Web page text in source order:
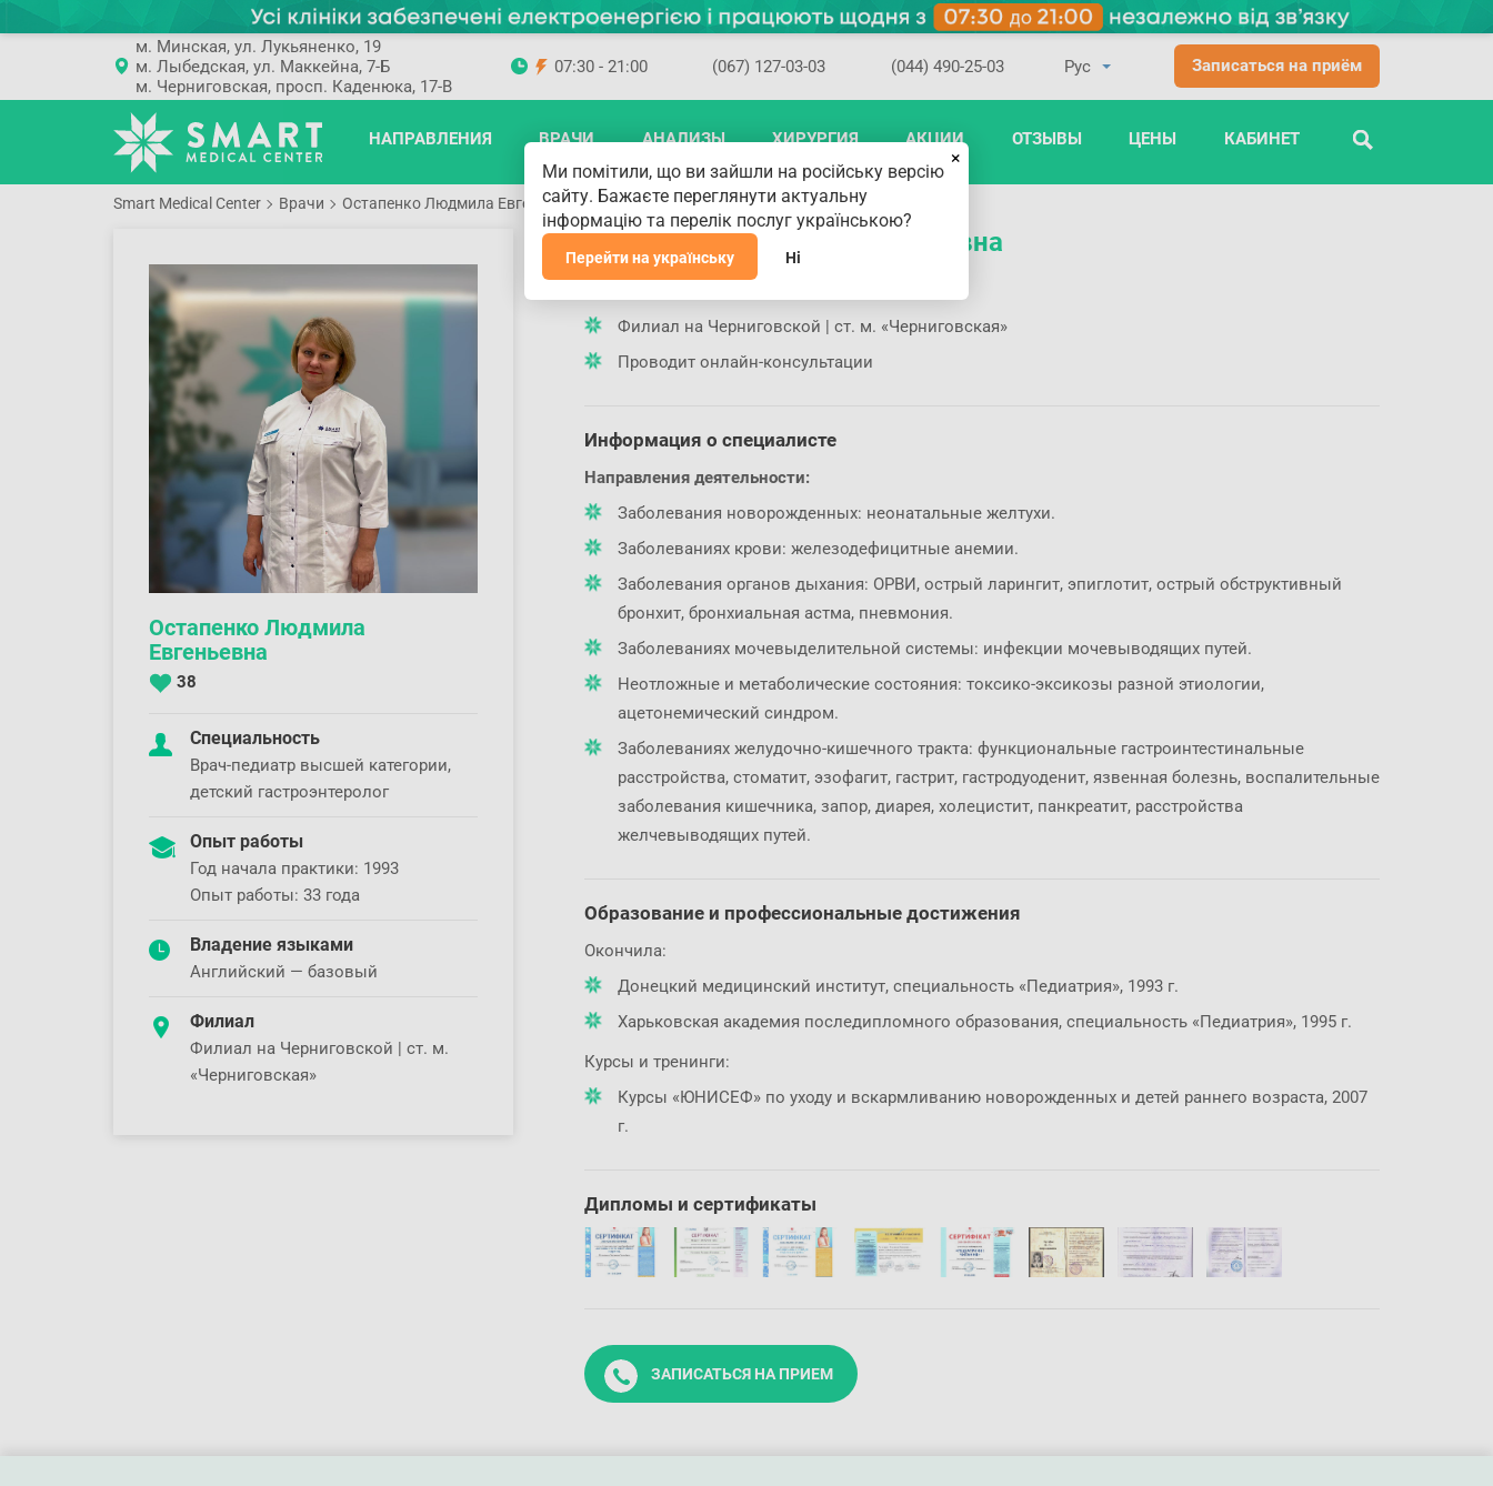
ПОИСК
м. Минская, ул. Лукьяненко, 19
м. Лыбедская, ул. Маккейна, 7-Б
м. Черниговская, просп. Каденюка, 17-В
07:30 - 21:00 (067) 127-03-03 (044) 490-25-03 Записаться на приём
НАПРАВЛЕНИЯ ВРАЧИ АНАЛИЗЫ ХИРУРГИЯ АКЦИИ ОТЗЫВЫ ЦЕНЫ КАБИНЕТ
Smart Medical Center Врачи Остапенко Людмила Евгеньевна
Остапенко Людмила
Евгеньевна
38
Специальность
Врач-педиатр высшей категории,
детский гастроэнтеролог
Опыт работы
Год начала практики: 1993
Опыт работы: 33 года
Владение языками
Английский — базовый
Филиал
Филиал на Черниговской | ст. м.
«Черниговская»
Остапенко Людмила Евгеньевна
Филиал на Черниговской | ст. м. «Черниговская»
Проводит онлайн-консультации
Информация о специалисте
Направления деятельности:
Заболевания новорожденных: неонатальные желтухи.
Заболеваниях крови: железодефицитные анемии.
Заболевания органов дыхания: ОРВИ, острый ларингит, эпиглотит, острый обструктивный
бронхит, бронхиальная астма, пневмония.
Заболеваниях мочевыделительной системы: инфекции мочевыводящих путей.
Неотложные и метаболические состояния: токсико-эксикозы разной этиологии,
ацетонемический синдром.
Заболеваниях желудочно-кишечного тракта: функциональные гастроинтестинальные
расстройства, стоматит, эзофагит, гастрит, гастродуоденит, язвенная болезнь, воспалительные
заболевания кишечника, запор, диарея, холецистит, панкреатит, расстройства
желчевыводящих путей.
Образование и профессиональные достижения
Окончила:
Донецкий медицинский институт, специальность «Педиатрия», 1993 г.
Харьковская академия последипломного образования, специальность «Педиатрия», 1995 г.
Курсы и тренинги:
Курсы «ЮНИСЕФ» по уходу и вскармливанию новорожденных и детей раннего возраста, 2007
г.
Дипломы и сертификаты
ЗАПИСАТЬСЯ НА ПРИЕМ
×
Ми помітили, що ви зайшли на російську версію
сайту. Бажаєте переглянути актуальну
інформацію та перелік послуг українською?
Перейти на українську Ні